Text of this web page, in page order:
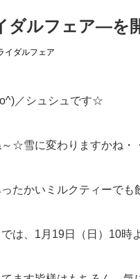
ダルフェア―を
イダルフェア
／シュシュです☆
☆雪に変わりますかね・
たかいミルクティーで
は、1月19日（日）10時